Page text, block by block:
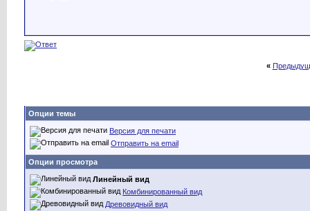
«
Опции темы
Версия для печати
Отправить на email
Опции просмотра
Линейный вид
Комбинированный вид
Древовидный вид